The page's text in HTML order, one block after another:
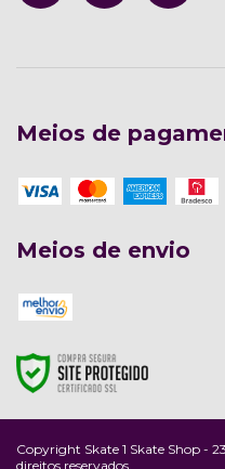
Meios de
Meios de envio
Copyright Skate 1 Skate Shop -
direitos reservados.